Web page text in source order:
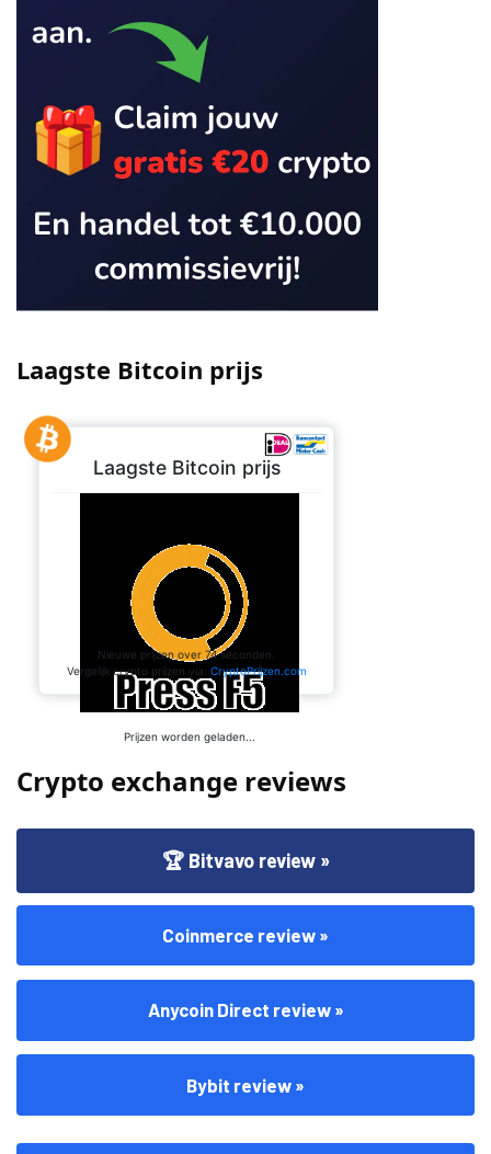
Laagste Bitcoin prijs
Crypto exchange reviews
🏆 Bitvavo review »
Coinmerce review »
Anycoin Direct review »
Bybit review »